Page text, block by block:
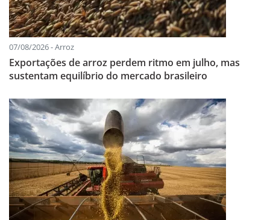
07/08/2026 - Arroz
Exportações de arroz perdem ritmo em julho, mas
sustentam equilíbrio do mercado brasileiro